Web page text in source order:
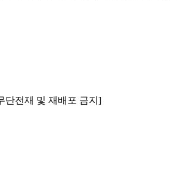
단전재 및 재배포 금지]